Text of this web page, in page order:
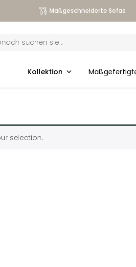
Maßgeschneiderte Sofas
Kollektion
selection.